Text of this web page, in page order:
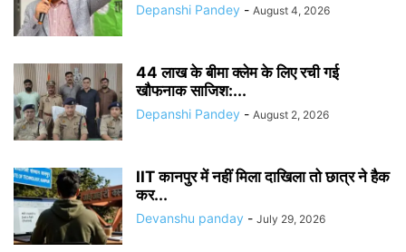
Depanshi Pandey - August 4, 2026
44 लाख के बीमा क्लेम के लिए रची गई
खौफनाक साजिश:...
Depanshi Pandey - August 2, 2026
IIT कानपुर में नहीं मिला दाखिला तो छात्र ने हैक
कर...
Devanshu panday - July 29, 2026